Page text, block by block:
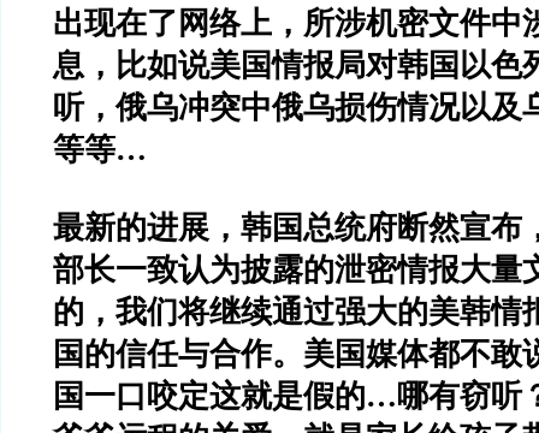
出现在了网络上，所涉机密文件中
息，比如说美国情报局对韩国以色
听，俄乌冲突中俄乌损伤情况以及
等等…
最新的进展，韩国总统府断然宣布
部长一致认为披露的泄密情报大量
的，我们将继续通过强大的美韩情
国的信任与合作。美国媒体都不敢
国一口咬定这就是假的…哪有窃听